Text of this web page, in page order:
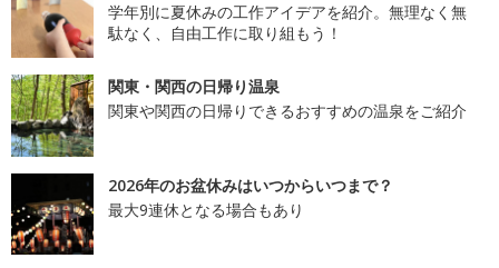
学年別に夏休みの工作アイデアを紹介。無理なく無
駄なく、自由工作に取り組もう！
関東・関西の日帰り温泉
関東や関西の日帰りできるおすすめの温泉をご紹介
2026年のお盆休みはいつからいつまで？
最大9連休となる場合もあり